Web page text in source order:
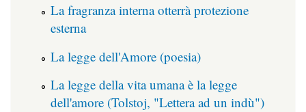
La fragranza interna otterrà protezione
esterna
La legge dell'Amore (poesia)
La legge della vita umana è la legge
dell'amore (Tolstoj, "Lettera ad un indù")